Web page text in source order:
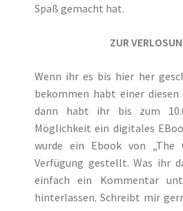
Spaß gemacht hat.
ZUR
Wenn ihr es bis hier her
bekommen habt einer
dann habt ihr bis zum
Möglichkeit ein digitales
wurde ein Ebook von „The
Verfügung gestellt. Was ihr
einfach ein Kommentar
hinterlassen. Schreibt mir